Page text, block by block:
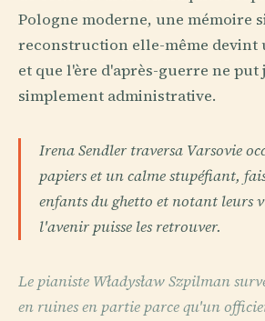
Pologne moderne, une mémoire
reconstruction elle-même devint
et que l'ère d'après-guerre ne put
simplement administrative.
Irena Sendler traversa Varsovie
papiers et un calme stupéfiant,
enfants du ghetto et notant leurs
l'avenir puisse les retrouver.
Le pianiste Władysław Szpilman
en ruines en partie parce qu'un